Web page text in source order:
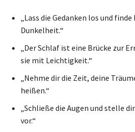
„Lass die Gedanken los und
Dunkelheit.“
„Der Schlaf ist eine Brücke zur
sie mit Leichtigkeit.“
„Nehme dir die Zeit, deine
heißen.“
„Schließe die Augen und stelle
vor.“